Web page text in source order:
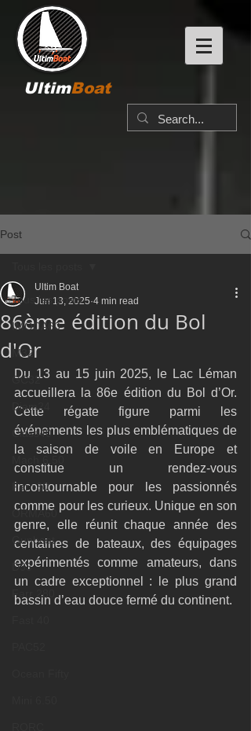
UltimBoat
Post
Tous les posts
IMOCA60
M32
GC32
Diam24
Class40
Farr 30
ORMA60
Gunboat
D35
Farr 280
86ème édition du Bol
d'Or
Ultim Boat
Jun 13, 2025 4 min read
Du 13 au 15 juin 2025, le Lac Léman
accueillera la 86e édition du Bol d’Or.
Cette régate figure parmi les
événements les plus emblématiques de
la saison de voile en Europe et
constitue un rendez-vous
incontournable pour les passionnés
comme pour les curieux. Unique en son
genre, elle réunit chaque année des
centaines de bateaux, des équipages
expérimentés comme amateurs, dans
un cadre exceptionnel : le plus grand
bassin d’eau douce fermé du continent.